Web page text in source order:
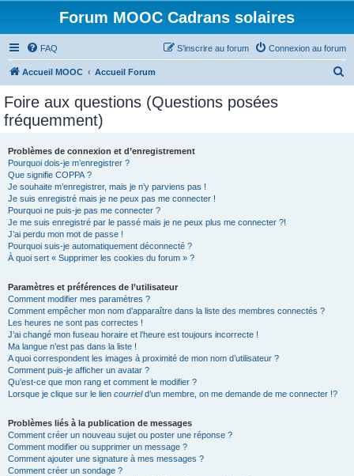
Forum MOOC Cadrans solaires
FAQ Connexion au forum
S’inscrire au forum
Accueil MOOC Accueil Forum
Foire aux questions (Questions posées
fréquemment)
Problèmes de connexion et d’enregistrement
Pourquoi dois-je m’enregistrer ?
Que signifie COPPA ?
Je souhaite m’enregistrer, mais je n’y parviens pas !
Je suis enregistré mais je ne peux pas me connecter !
Pourquoi ne puis-je pas me connecter ?
Je me suis enregistré par le passé mais je ne peux plus me connecter ?!
J’ai perdu mon mot de passe !
Pourquoi suis-je automatiquement déconnecté ?
À quoi sert « Supprimer les cookies du forum » ?
Paramètres et préférences de l’utilisateur
Comment modifier mes paramètres ?
Comment empêcher mon nom d’apparaître dans la liste des membres connectés ?
Les heures ne sont pas correctes !
J’ai changé mon fuseau horaire et l’heure est toujours incorrecte !
Ma langue n’est pas dans la liste !
A quoi correspondent les images à proximité de mon nom d’utilisateur ?
Comment puis-je afficher un avatar ?
Qu’est-ce que mon rang et comment le modifier ?
Lorsque je clique sur le lien courrield’un membre, on me demande de me connecter !?
Problèmes liés à la publication de messages
Comment créer un nouveau sujet ou poster une réponse ?
Comment modifier ou supprimer un message ?
Comment ajouter une signature à mes messages ?
Comment créer un sondage ?